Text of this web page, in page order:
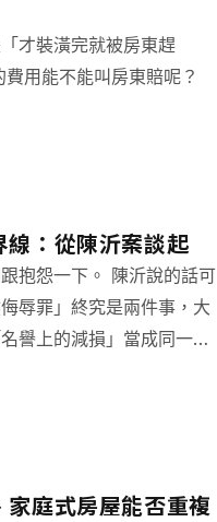
才裝潢完就被房東趕
用能不能叫房東賠呢？
線：從陳沂案談起
抱怨一下。 陳沂說的話可
辱罪」終究是兩件事，大
譽上的減損」當成同一件
庭式房屋能否重複